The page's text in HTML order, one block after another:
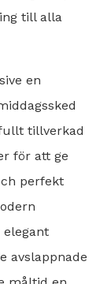
till alla
en
tillverkad
för att ge
perfekt
avslappnade